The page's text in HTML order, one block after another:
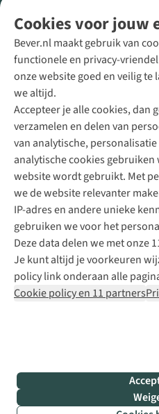
Cookies voor jouw
Bever.nl maakt gebruik van
functionele en privacy-
onze website goed en veilig te
we altijd.
Accepteer je alle cookies, dan
verzamelen en delen van
van analytische,
analytische cookies
website wordt gebruikt. Met
we de website relevanter
IP-adres en andere unieke
gebruiken we voor het
Deze data delen we met onze
Je kunt altijd je voorkeuren
policy link onderaan alle
Cookie policy en 11 partners
Direct advies van een
+31 (0)85 888 50 88
+31 6 12 28 49 80
Contactformulier